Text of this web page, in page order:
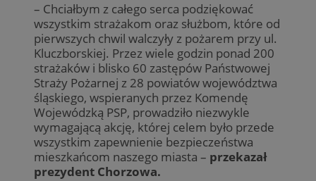
– Chciałbym z całego serca podziękować
wszystkim strażakom oraz służbom, które od
pierwszych chwil walczyły z pożarem przy ul.
Kluczborskiej. Przez wiele godzin ponad 200
strażaków i blisko 60 zastępów Państwowej
Straży Pożarnej z 28 powiatów województwa
śląskiego, wspieranych przez Komendę
Wojewódzką PSP, prowadziło niezwykle
wymagającą akcję, której celem było przede
wszystkim zapewnienie bezpieczeństwa
mieszkańcom naszego miasta – przekazał
prezydent Chorzowa.